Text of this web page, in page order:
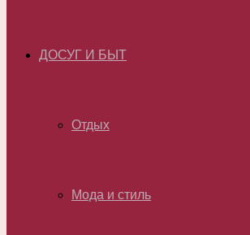
ДОСУГ И БЫТ
Отдых
Мода и стиль